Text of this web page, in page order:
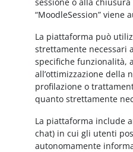
“MoodleSession” viene
La piattaforma può
strettamente necessari
specifiche funzionalità,
all’ottimizzazione della
profilazione o
quanto strettamente
La piattaforma include
chat) in cui gli utenti
autonomamente